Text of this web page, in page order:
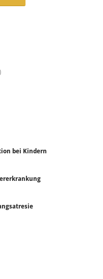
bei Kindern